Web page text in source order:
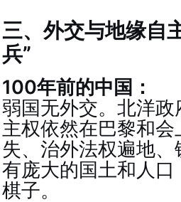
三、外交与地缘自
兵”
100年前的中国：
弱国无外交。北洋
主权依然在巴黎和
失、治外法权遍地
有庞大的国土和人
棋子。